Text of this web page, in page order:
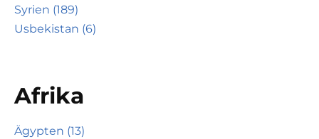
Syrien (189)
Usbekistan (6)
Afrika
Ägypten (13)